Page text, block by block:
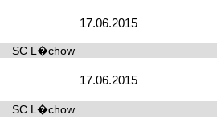
17.06.2015
SC L�chow
17.06.2015
SC L�chow